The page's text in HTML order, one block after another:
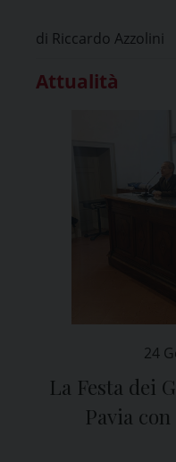
di Riccardo Azzolini
Attualità
24
La Festa dei
Pavia